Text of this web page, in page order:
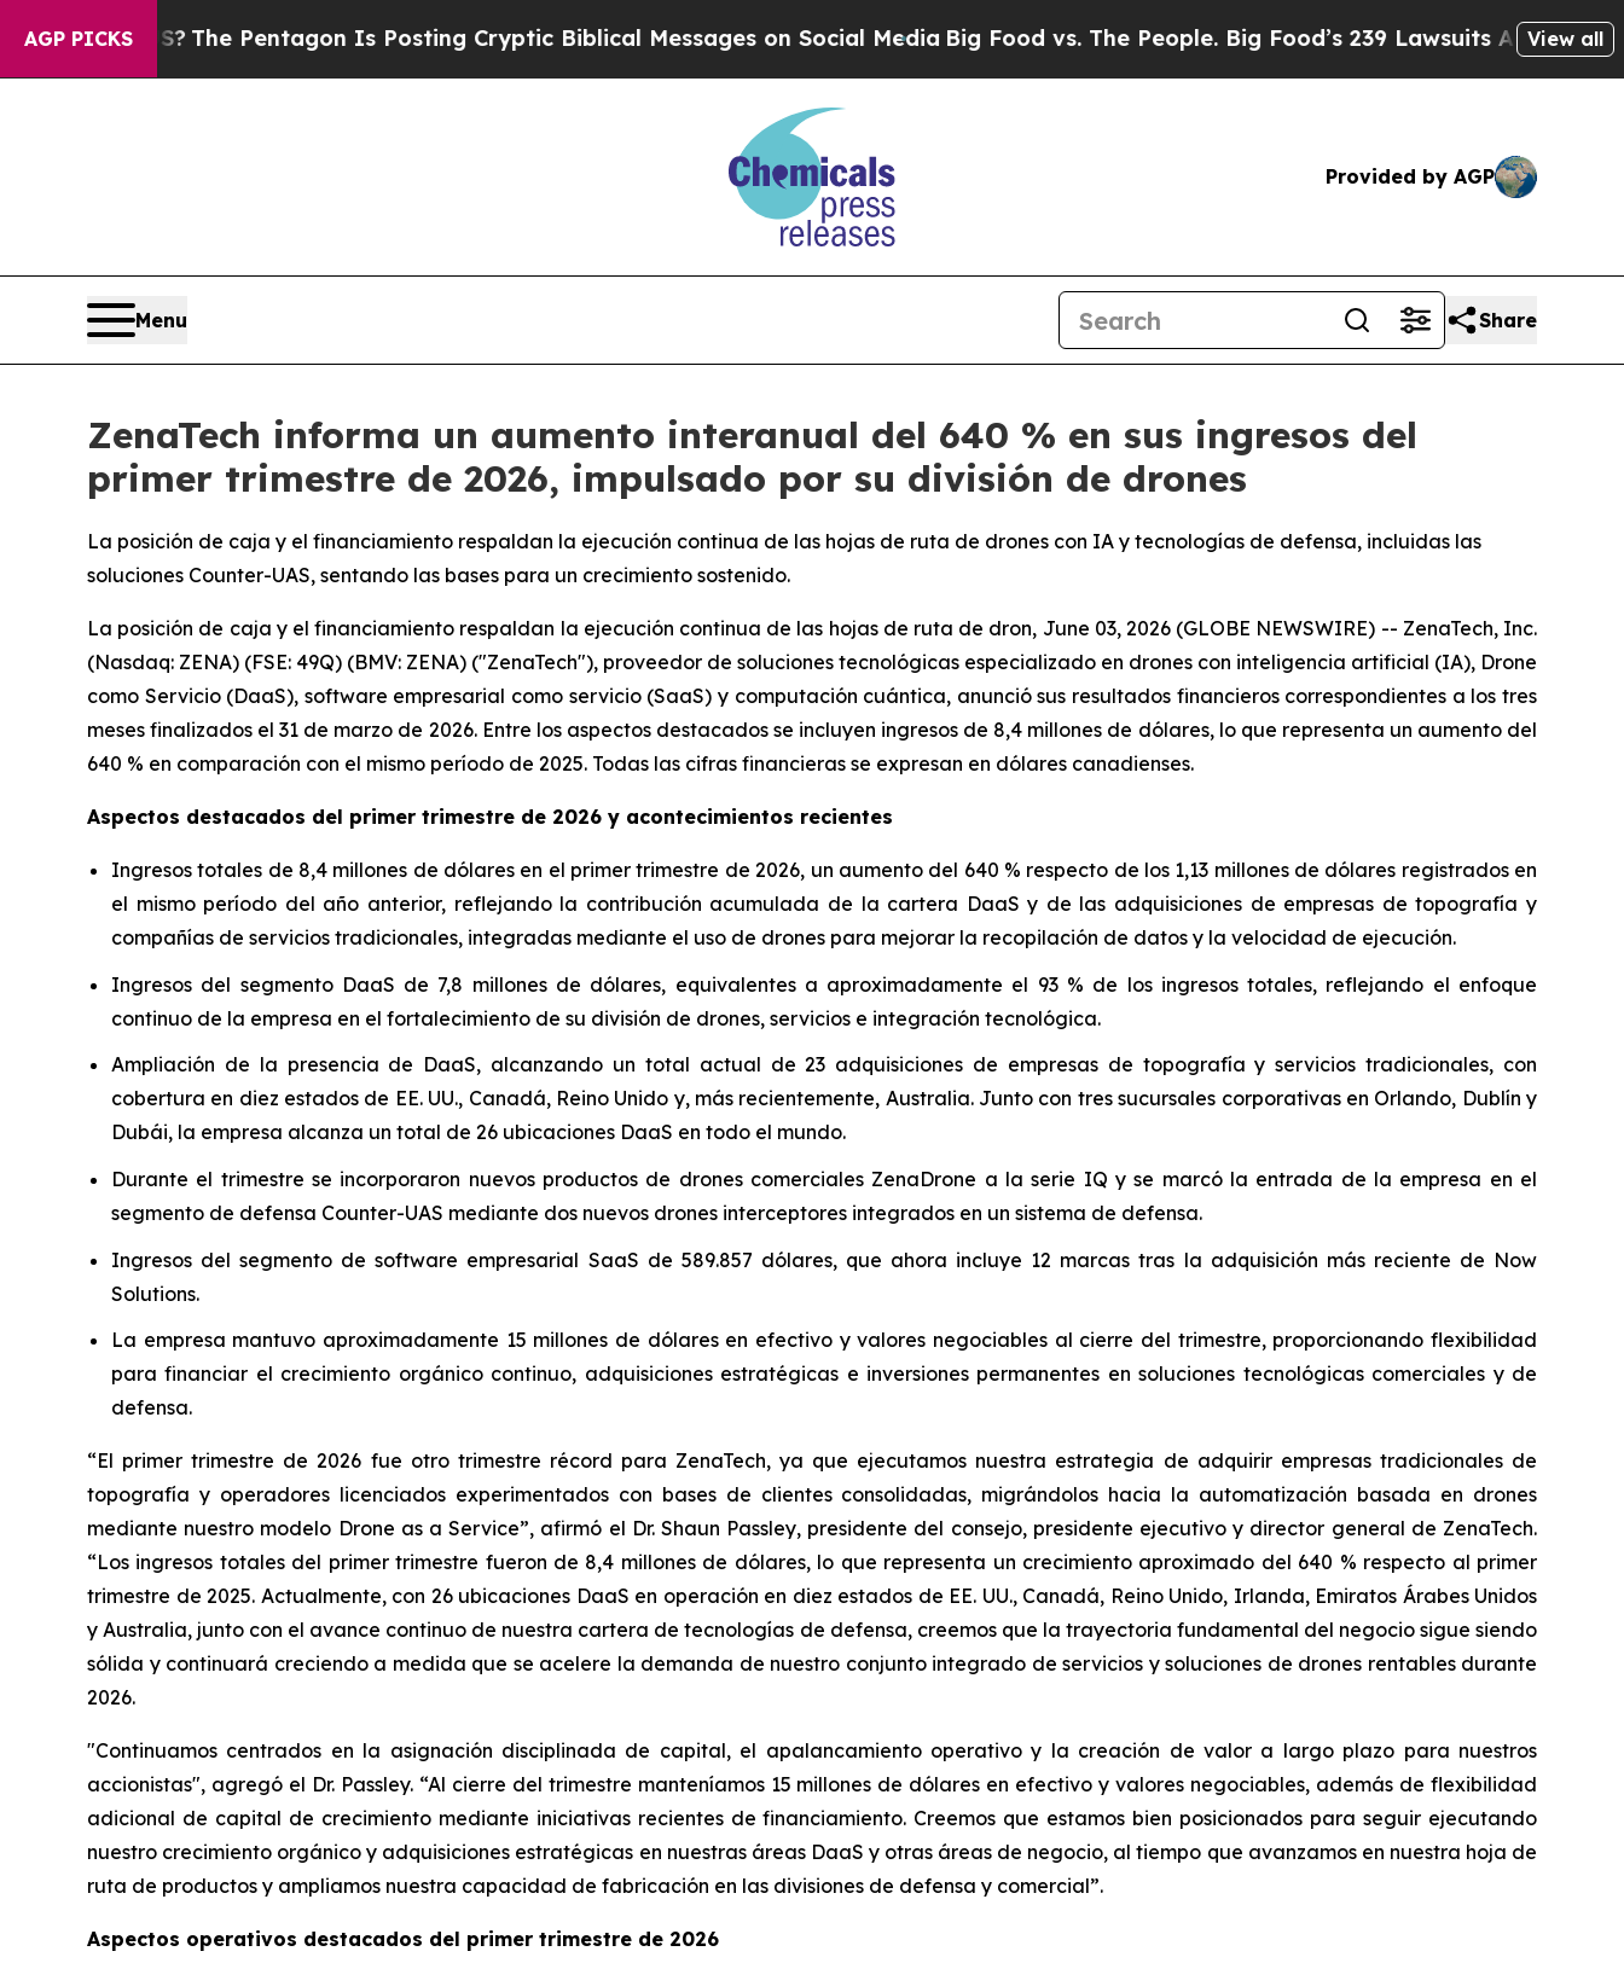
AGP PICKS
The Pentagon Is Posting Cryptic Biblical Messages on Social Media Big Food vs. The People. Big Food’s 239 Lawsuits Against Life-Saving
View all
Provided by AGP
Menu Share
ZenaTech informa un aumento interanual del 640 % en sus ingresos del
primer trimestre de 2026, impulsado por su división de drones
La posición de caja y el financiamiento respaldan la ejecución continua de las hojas de ruta de drones con IA y tecnologías de defensa, incluidas las
soluciones Counter-UAS, sentando las bases para un crecimiento sostenido.
La posición de caja y el financiamiento respaldan la ejecución continua de las hojas de ruta de dron, June 03, 2026 (GLOBE NEWSWIRE) -- ZenaTech, Inc.
(Nasdaq: ZENA) (FSE: 49Q) (BMV: ZENA) ("ZenaTech"), proveedor de soluciones tecnológicas especializado en drones con inteligencia artificial (IA), Drone
como Servicio (DaaS), software empresarial como servicio (SaaS) y computación cuántica, anunció sus resultados financieros correspondientes a los tres
meses finalizados el 31 de marzo de 2026. Entre los aspectos destacados se incluyen ingresos de 8,4 millones de dólares, lo que representa un aumento del
640 % en comparación con el mismo período de 2025. Todas las cifras financieras se expresan en dólares canadienses.
Aspectos destacados del primer trimestre de 2026 y acontecimientos recientes
Ingresos totales de 8,4 millones de dólares en el primer trimestre de 2026, un aumento del 640 % respecto de los 1,13 millones de dólares registrados en
el mismo período del año anterior, reflejando la contribución acumulada de la cartera DaaS y de las adquisiciones de empresas de topografía y
compañías de servicios tradicionales, integradas mediante el uso de drones para mejorar la recopilación de datos y la velocidad de ejecución.
Ingresos del segmento DaaS de 7,8 millones de dólares, equivalentes a aproximadamente el 93 % de los ingresos totales, reflejando el enfoque
continuo de la empresa en el fortalecimiento de su división de drones, servicios e integración tecnológica.
Ampliación de la presencia de DaaS, alcanzando un total actual de 23 adquisiciones de empresas de topografía y servicios tradicionales, con
cobertura en diez estados de EE. UU., Canadá, Reino Unido y, más recientemente, Australia. Junto con tres sucursales corporativas en Orlando, Dublín y
Dubái, la empresa alcanza un total de 26 ubicaciones DaaS en todo el mundo.
Durante el trimestre se incorporaron nuevos productos de drones comerciales ZenaDrone a la serie IQ y se marcó la entrada de la empresa en el
segmento de defensa Counter-UAS mediante dos nuevos drones interceptores integrados en un sistema de defensa.
Ingresos del segmento de software empresarial SaaS de 589.857 dólares, que ahora incluye 12 marcas tras la adquisición más reciente de Now
Solutions.
La empresa mantuvo aproximadamente 15 millones de dólares en efectivo y valores negociables al cierre del trimestre, proporcionando flexibilidad
para financiar el crecimiento orgánico continuo, adquisiciones estratégicas e inversiones permanentes en soluciones tecnológicas comerciales y de
defensa.
“El primer trimestre de 2026 fue otro trimestre récord para ZenaTech, ya que ejecutamos nuestra estrategia de adquirir empresas tradicionales de
topografía y operadores licenciados experimentados con bases de clientes consolidadas, migrándolos hacia la automatización basada en drones
mediante nuestro modelo Drone as a Service”, afirmó el Dr. Shaun Passley, presidente del consejo, presidente ejecutivo y director general de ZenaTech.
“Los ingresos totales del primer trimestre fueron de 8,4 millones de dólares, lo que representa un crecimiento aproximado del 640 % respecto al primer
trimestre de 2025. Actualmente, con 26 ubicaciones DaaS en operación en diez estados de EE. UU., Canadá, Reino Unido, Irlanda, Emiratos Árabes Unidos
y Australia, junto con el avance continuo de nuestra cartera de tecnologías de defensa, creemos que la trayectoria fundamental del negocio sigue siendo
sólida y continuará creciendo a medida que se acelere la demanda de nuestro conjunto integrado de servicios y soluciones de drones rentables durante
2026.
"Continuamos centrados en la asignación disciplinada de capital, el apalancamiento operativo y la creación de valor a largo plazo para nuestros
accionistas", agregó el Dr. Passley. “Al cierre del trimestre manteníamos 15 millones de dólares en efectivo y valores negociables, además de flexibilidad
adicional de capital de crecimiento mediante iniciativas recientes de financiamiento. Creemos que estamos bien posicionados para seguir ejecutando
nuestro crecimiento orgánico y adquisiciones estratégicas en nuestras áreas DaaS y otras áreas de negocio, al tiempo que avanzamos en nuestra hoja de
ruta de productos y ampliamos nuestra capacidad de fabricación en las divisiones de defensa y comercial”.
Aspectos operativos destacados del primer trimestre de 2026